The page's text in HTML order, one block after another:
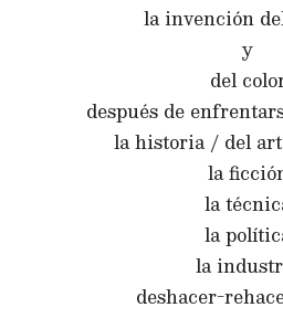
la invención
y
del
después de
la historia / del
la
la
la
la
deshacer-